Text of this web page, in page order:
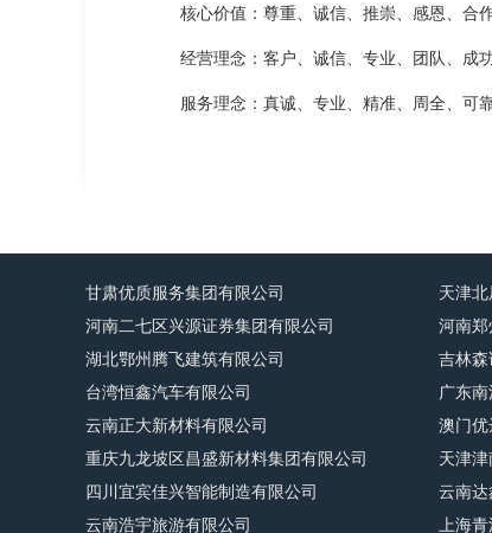
核心价值：尊重、诚信、推崇、感恩、合
经营理念：客户、诚信、专业、团队、成
服务理念：真诚、专业、精准、周全、可
甘肃优质服务集团有限公司 天津北
河南二七区兴源证券集团有限公司
河南郑
湖北鄂州腾飞建筑有限公司
吉林森
台湾恒鑫汽车有限公司
广东
云南正大新材料有限公司
澳门优
重庆九龙坡区昌盛新材料集团有限公司
天津津
四川宜宾佳兴智能制造有限公司
云南达
云南浩宇旅游有限公司
上海